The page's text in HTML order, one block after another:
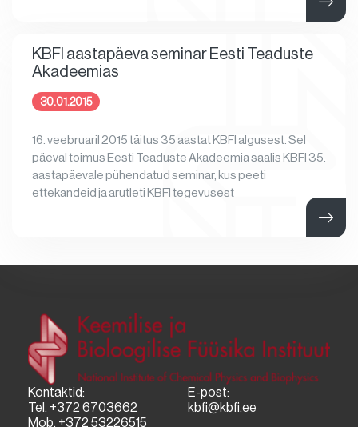
KBFI aastapäeva seminar Eesti Teaduste
Akadeemias
30.01.2015
16. veebruaril 2015 täitus 35 aastat KBFI algusest. Sel
päeval toimus Eesti Teaduste Akadeemia saalis KBFI 35.
aastapäevale pühendatud seminar, kus peeti
ettekandeid ja arutleti KBFI tegevusest
Kontaktid:
Tel. +372 6703662
Mob. +372 53226515
E-post:
kbfi@kbfi.ee